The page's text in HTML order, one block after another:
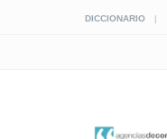
DICCIONARIO